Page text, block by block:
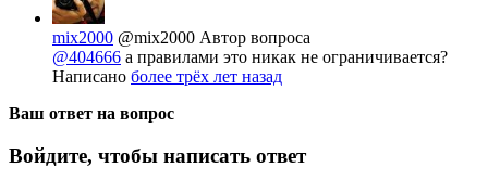
mix2000 @mix2000 Автор вопроса
@404666 а правилами это никак не ограничивается?
Написано более трёх лет назад
Ваш ответ на вопрос
Войдите, чтобы написать ответ